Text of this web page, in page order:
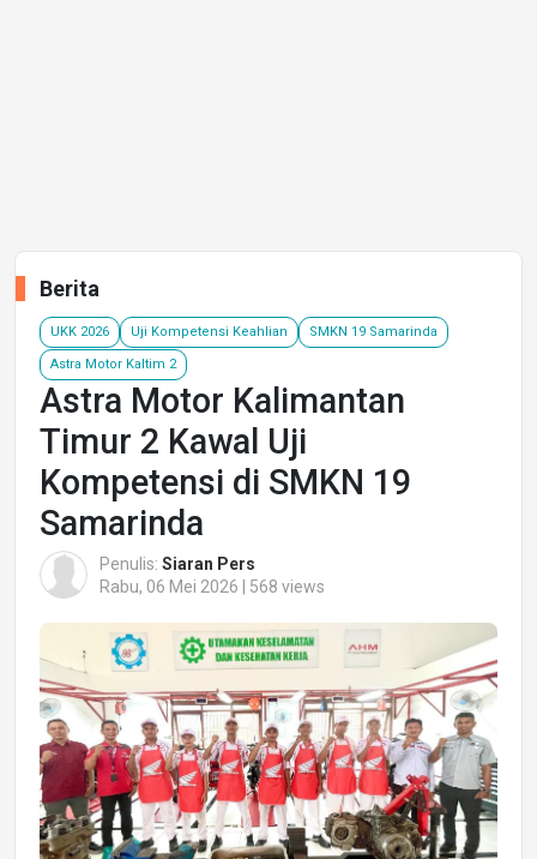
Berita
UKK 2026 Uji Kompetensi Keahlian SMKN 19 Samarinda
Astra Motor Kaltim 2
Astra Motor Kalimantan
Timur 2 Kawal Uji
Kompetensi di SMKN 19
Samarinda
Penulis: Siaran Pers
Rabu, 06 Mei 2026 | 568 views